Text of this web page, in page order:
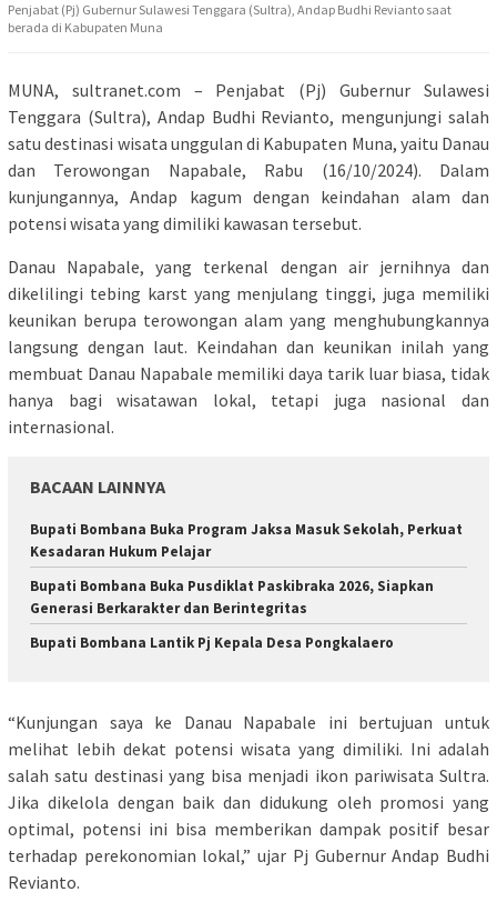
Penjabat (Pj) Gubernur Sulawesi Tenggara (Sultra), Andap Budhi Revianto saat
berada di Kabupaten Muna
MUNA, sultranet.com – Penjabat (Pj) Gubernur Sulawesi
Tenggara (Sultra), Andap Budhi Revianto, mengunjungi salah
satu destinasi wisata unggulan di Kabupaten Muna, yaitu Danau
dan Terowongan Napabale, Rabu (16/10/2024). Dalam
kunjungannya, Andap kagum dengan keindahan alam dan
potensi wisata yang dimiliki kawasan tersebut.
Danau Napabale, yang terkenal dengan air jernihnya dan
dikelilingi tebing karst yang menjulang tinggi, juga memiliki
keunikan berupa terowongan alam yang menghubungkannya
langsung dengan laut. Keindahan dan keunikan inilah yang
membuat Danau Napabale memiliki daya tarik luar biasa, tidak
hanya bagi wisatawan lokal, tetapi juga nasional dan
internasional.
BACAAN LAINNYA
Bupati Bombana Buka Program Jaksa Masuk Sekolah, Perkuat
Kesadaran Hukum Pelajar
Bupati Bombana Buka Pusdiklat Paskibraka 2026, Siapkan
Generasi Berkarakter dan Berintegritas
Bupati Bombana Lantik Pj Kepala Desa Pongkalaero
“Kunjungan saya ke Danau Napabale ini bertujuan untuk
melihat lebih dekat potensi wisata yang dimiliki. Ini adalah
salah satu destinasi yang bisa menjadi ikon pariwisata Sultra.
Jika dikelola dengan baik dan didukung oleh promosi yang
optimal, potensi ini bisa memberikan dampak positif besar
terhadap perekonomian lokal,” ujar Pj Gubernur Andap Budhi
Revianto.